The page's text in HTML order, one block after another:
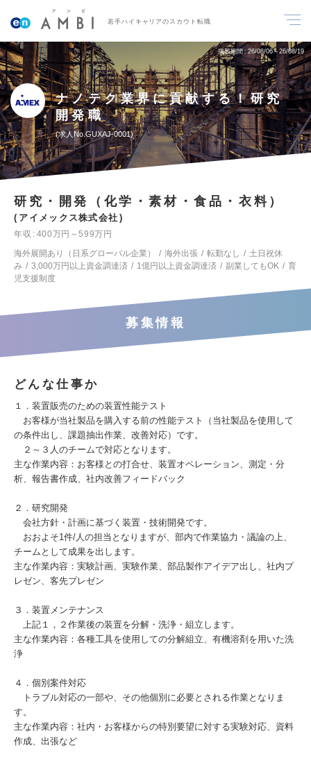
若手ハイキャリアのスカウト転職
掲載期間 26/08/06～26/08/19
ナノテク業界に貢献する！研究
開発職
求人No.GUXAJ-0001
研究・開発（化学・素材・食品・衣料）
アイメックス株式会社
年収
400万円～599万円
海外展開あり（日系グローバル企業）
海外出張 転勤なし
土日祝休
み
3,000万円以上資金調達済 1億円以上資金調達済 副業してもOK
育
児支援制度
募集情報
どんな仕事か
１．装置販売のための装置性能テスト
お客様が当社製品を購入する前の性能テスト（当社製品を使用して
の条件出し、課題抽出作業、改善対応）です。
２～３人のチームで対応となります。
主な作業内容：お客様との打合せ、装置オペレーション、測定・分
析、報告書作成、社内改善フィードバック
２．研究開発
会社方針・計画に基づく装置・技術開発です。
おおよそ1件/人の担当となりますが、部内で作業協力・議論の上、
チームとして成果を出します。
主な作業内容：実験計画、実験作業、部品製作アイデア出し、社内プ
レゼン、客先プレゼン
３．装置メンテナンス
上記１，２作業後の装置を分解・洗浄・組立します。
主な作業内容：各種工具を使用しての分解組立、有機溶剤を用いた洗
浄
４．個別案件対応
トラブル対応の一部や、その他個別に必要とされる作業となりま
す。
主な作業内容：社内・お客様からの特別要望に対する実験対応、資料
作成、出張など